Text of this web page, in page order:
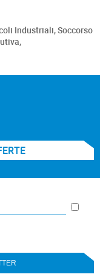
Industriali,Soccorso